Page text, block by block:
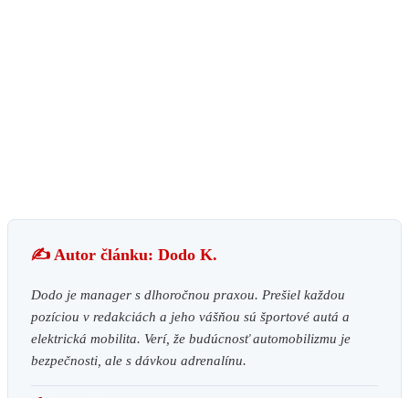
✍️ Autor článku: Dodo K.
Dodo je manager s dlhoročnou praxou. Prešiel každou
pozíciou v redakciách a jeho vášňou sú športové autá a
elektrická mobilita. Verí, že budúcnosť automobilizmu je
bezpečnosti, ale s dávkou adrenalínu.